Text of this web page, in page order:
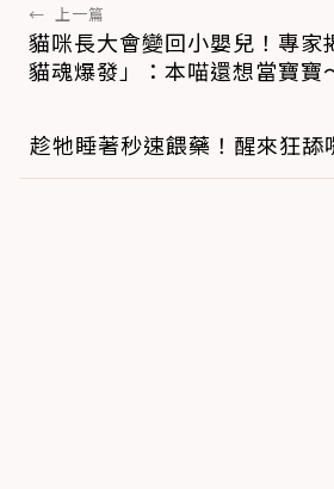
← 上一篇
貓咪長大會變回小嬰兒！專家
貓魂爆發」：本喵還想當寶寶
趁牠睡著秒速餵藥！醒來狂舔